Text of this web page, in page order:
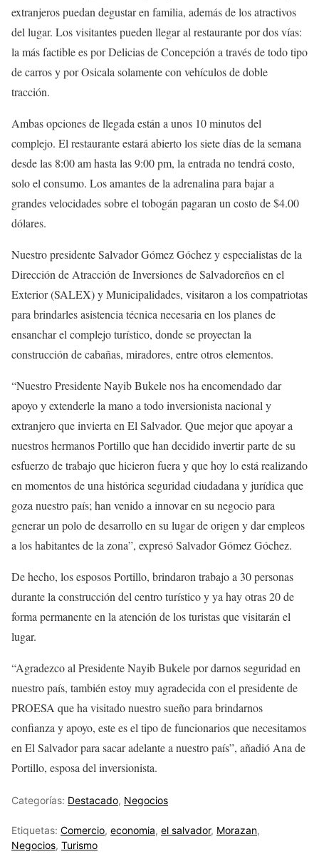
extranjeros puedan degustar en familia, además de los atractivos
del lugar. Los visitantes pueden llegar al restaurante por dos vías:
la más factible es por Delicias de Concepción a través de todo tipo
de carros y por Osicala solamente con vehículos de doble
tracción.
Ambas opciones de llegada están a unos 10 minutos del
complejo. El restaurante estará abierto los siete días de la semana
desde las 8:00 am hasta las 9:00 pm, la entrada no tendrá costo,
solo el consumo. Los amantes de la adrenalina para bajar a
grandes velocidades sobre el tobogán pagaran un costo de $4.00
dólares.
Nuestro presidente Salvador Gómez Góchez y especialistas de la
Dirección de Atracción de Inversiones de Salvadoreños en el
Exterior (SALEX) y Municipalidades, visitaron a los compatriotas
para brindarles asistencia técnica necesaria en los planes de
ensanchar el complejo turístico, donde se proyectan la
construcción de cabañas, miradores, entre otros elementos.
“Nuestro Presidente Nayib Bukele nos ha encomendado dar
apoyo y extenderle la mano a todo inversionista nacional y
extranjero que invierta en El Salvador. Que mejor que apoyar a
nuestros hermanos Portillo que han decidido invertir parte de su
esfuerzo de trabajo que hicieron fuera y que hoy lo está realizando
en momentos de una histórica seguridad ciudadana y jurídica que
goza nuestro país; han venido a innovar en su negocio para
generar un polo de desarrollo en su lugar de origen y dar empleos
a los habitantes de la zona”, expresó Salvador Gómez Góchez.
De hecho, los esposos Portillo, brindaron trabajo a 30 personas
durante la construcción del centro turístico y ya hay otras 20 de
forma permanente en la atención de los turistas que visitarán el
lugar.
“Agradezco al Presidente Nayib Bukele por darnos seguridad en
nuestro país, también estoy muy agradecida con el presidente de
PROESA que ha visitado nuestro sueño para brindarnos
confianza y apoyo, este es el tipo de funcionarios que necesitamos
en El Salvador para sacar adelante a nuestro país”, añadió Ana de
Portillo, esposa del inversionista.
Categorías: Destacado, Negocios
Etiquetas: Comercio, economia, el salvador, Morazan,
Negocios, Turismo